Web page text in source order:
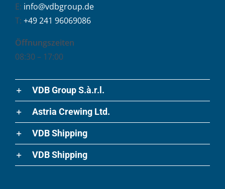
E: info@vdbgroup.de
T: +49 241 96069086
Öffnungszeiten
08:30 – 17:00
VDB Group S.à.r.l.
Astria Crewing Ltd.
VDB Shipping
VDB Shipping